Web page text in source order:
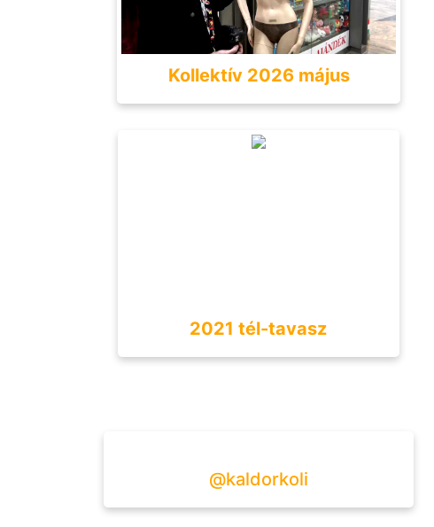
Kollektív 2026 május
2021 tél-tavasz
@kaldorkoli